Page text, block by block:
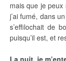
mais que je peux
j’ai fumé, dans
s’effilochait de
puisqu’il est, et
La nuit, je